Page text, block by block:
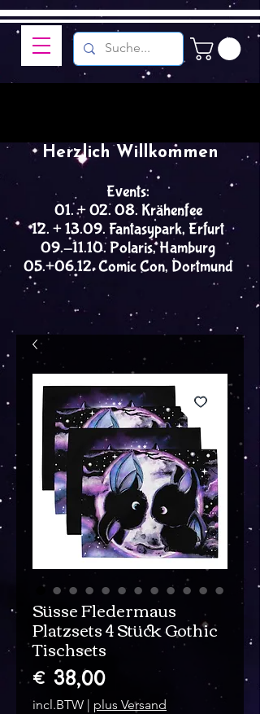
Events:
01. + 02. 08. Krähenfee
12. + 13.09. Fantasypark, Erfurt
09.-11.10. Polaris, Hamburg
05.+06.12. Comic Con, Dortmund
Herzlich Willkommen
Süsse Fledermaus
Platzsets 4 Stück Gothic
Tischsets
€ 38,00Prijs
incl.BTW | plus Versand